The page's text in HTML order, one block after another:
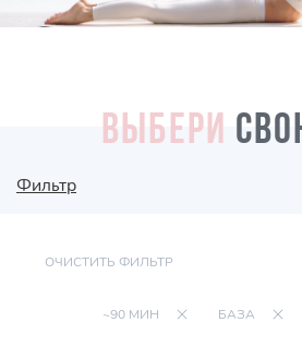
ВЫБЕРИ
Фильтр
ОЧИСТИТЬ ФИЛЬТР
~90 МИН БАЗА